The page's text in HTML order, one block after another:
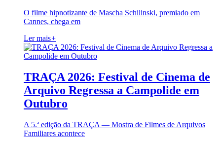
O filme hipnotizante de Mascha Schilinski, premiado em
Cannes, chega em
Ler mais+
TRAÇA 2026: Festival de Cinema de
Arquivo Regressa a Campolide em
Outubro
A 5.ª edição da TRAÇA — Mostra de Filmes de Arquivos
Familiares acontece